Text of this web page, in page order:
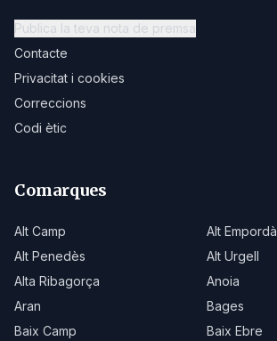
Publica la teva nota de premsa
Contacte
Privacitat i cookies
Correccions
Codi ètic
Comarques
Alt Camp
Alt Empordà
Alt Penedès
Alt Urgell
Alta Ribagorça
Anoia
Aran
Bages
Baix Camp
Baix Ebre